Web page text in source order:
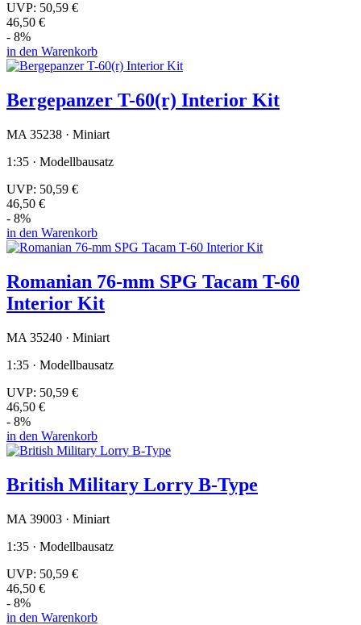
UVP: 50,59 €
46,50 €
- 8%
in den Warenkorb
Bergepanzer T-60(r) Interior Kit
MA 35238 · Miniart
1:35 · Modellbausatz
UVP: 50,59 €
46,50 €
- 8%
in den Warenkorb
Romanian 76-mm SPG Tacam T-60
Interior Kit
MA 35240 · Miniart
1:35 · Modellbausatz
UVP: 50,59 €
46,50 €
- 8%
in den Warenkorb
British Military Lorry B-Type
MA 39003 · Miniart
1:35 · Modellbausatz
UVP: 50,59 €
46,50 €
- 8%
in den Warenkorb